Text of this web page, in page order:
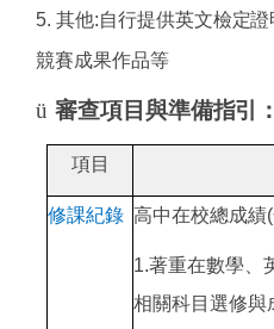
5. 其他:自行提供英文檢定
競賽成果作品等
ü 審查項目與準備指引：
項目
修課紀錄 高中在校總成績(
1.著重在數學、
相關科目選修與